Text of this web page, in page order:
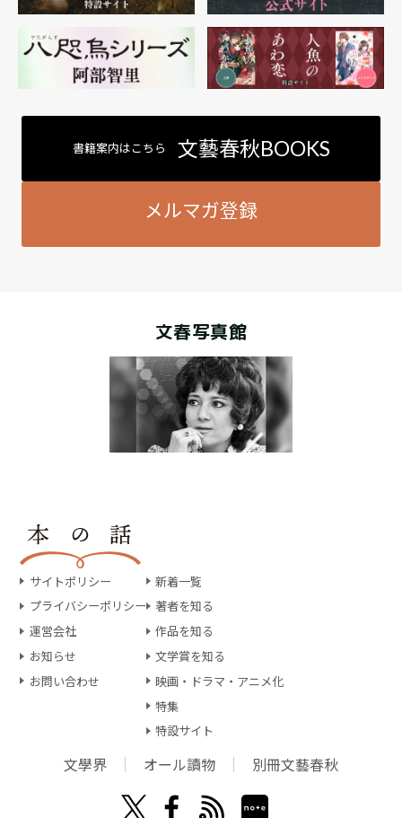
書籍案内はこちら 文藝春秋BOOKS
メルマガ登録
文春写真館
サイトポリシー
プライバシーポリシー
運営会社
お知らせ
お問い合わせ
新着一覧
著者を知る
作品を知る
文学賞を知る
映画・ドラマ・アニメ化
特集
特設サイト
文學界 オール讀物 別冊文藝春秋